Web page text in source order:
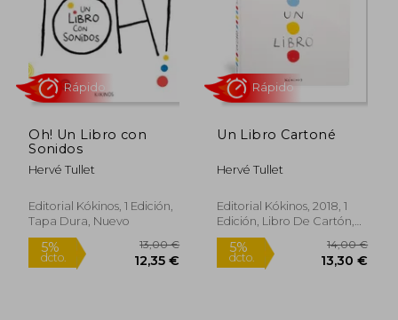
5%
dcto.
13,00 €
12,35 €
5%
dcto.
Oh! Un Libro con
Sonidos
Hervé Tullet
Editorial Kókinos, 1 Edición,
Tapa Dura, Nuevo
Un Libro Cartoné
Hervé Tullet
Editorial Kókinos, 2018, 1
Edición, Libro De Cartón,
Nuevo